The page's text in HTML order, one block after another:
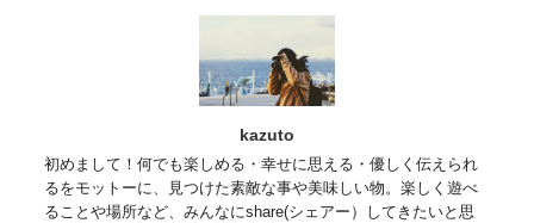
kazuto
初めまして！何でも楽しめる・幸せに思える・優しく伝えられ
るをモットーに、見つけた素敵な事や美味しい物。楽しく遊べ
ることや場所など、みんなにshare(シェアー）してきたいと思